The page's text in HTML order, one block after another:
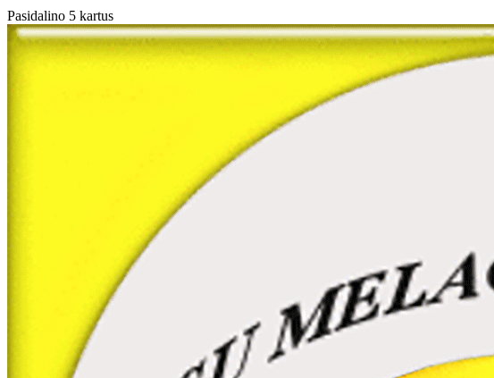
Pasidalino 5 kartus